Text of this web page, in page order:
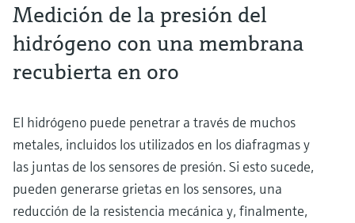
Medición de la presión del
hidrógeno con una membrana
recubierta en oro
El hidrógeno puede penetrar a través de muchos
metales, incluidos los utilizados en los diafragmas y
las juntas de los sensores de presión. Si esto sucede,
pueden generarse grietas en los sensores, una
reducción de la resistencia mecánica y, finalmente,